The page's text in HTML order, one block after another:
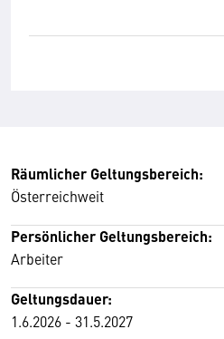
Räumlicher Geltungsbereich:
Österreichweit
Persönlicher Geltungsbereich:
Arbeiter
Geltungsdauer:
1.6.2026 - 31.5.2027